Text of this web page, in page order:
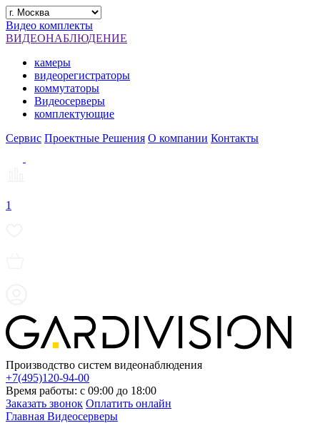
Видео комплекты
ВИДЕОНАБЛЮДЕНИЕ
камеры
видеорегистраторы
коммутаторы
Видеосерверы
комплектующие
Сервис Проектные Решения О компании Контакты
1
Производство систем видеонаблюдения
+7(495)120-94-00
Время работы: с 09:00 до 18:00
Заказать звонок Оплатить онлайн
Главная Видеосерверы